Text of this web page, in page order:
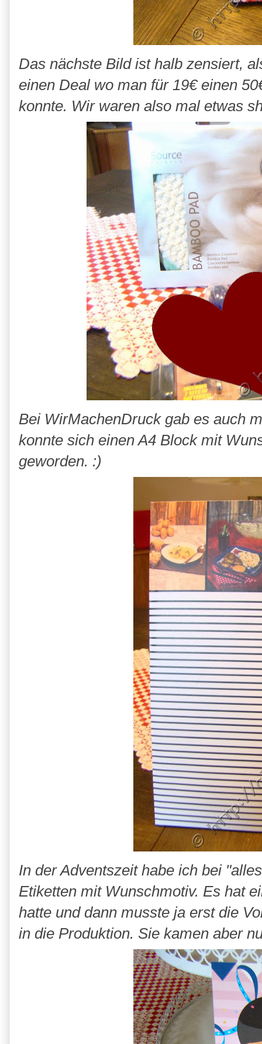
Das nächste Bild ist halb zensiert,
einen Deal wo man für 19€ einen
konnte. Wir waren also mal etwas
Bei WirMachenDruck gab es auch
konnte sich einen A4 Block mit
geworden. :)
In der Adventszeit habe ich bei
Etiketten mit Wunschmotiv. Es hat
hatte und dann musste ja erst die
in die Produktion. Sie kamen aber